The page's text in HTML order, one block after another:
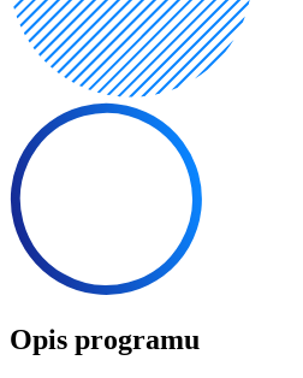
Opis programu